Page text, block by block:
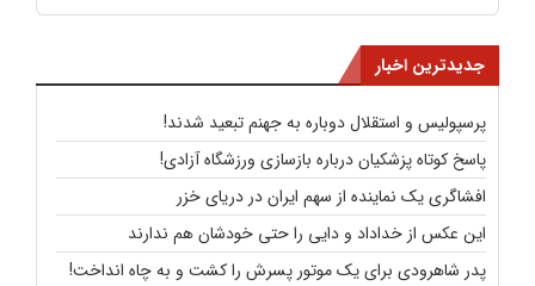
جدیدترین اخبار
پرسپولیس و استقلال دوباره به جهنم تبعید شدند!
پاسخ کوتاه پزشکیان درباره بازسازی ورزشگاه آزادی!
افشاگری یک نماینده از سهم ایران در دریای خزر
این عکس از خداداد و دایی را حتی خودشان هم ندارند
پدر شاهرودی برای یک موتور پسرش را کشت و به چاه انداخت!